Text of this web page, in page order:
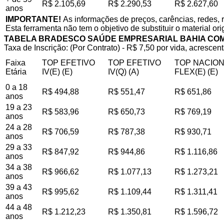
anos
R$ 2.105,69 R$ 2.290,53
R$ 2.627,60
IMPORTANTE! As informações de preços, carências,
Esta ferramenta não tem o objetivo de substituir o material
TABELA BRADESCO SAÚDE EMPRESARIAL BAHIA
Taxa de Inscrição: (Por Contrato) - R$ 7,50 por vida,
Faixa
Etária
TOP EFETIVO
IV(E) (E)
TOP EFETIVO
IV(Q) (A)
TOP
FLEX(E) (E)
0 a 18
anos
R$ 494,88 R$ 551,47
R$ 651,86
19 a 23
anos
R$ 583,96 R$ 650,73
R$ 769,19
24 a 28
anos
R$ 706,59 R$ 787,38
R$ 930,71
29 a 33
anos
R$ 847,92 R$ 944,86
R$ 1.116,86
34 a 38
anos
R$ 966,62 R$ 1.077,13
R$ 1.273,21
39 a 43
anos
R$ 995,62 R$ 1.109,44
R$ 1.311,41
44 a 48
anos
R$ 1.212,23 R$ 1.350,81
R$ 1.596,72